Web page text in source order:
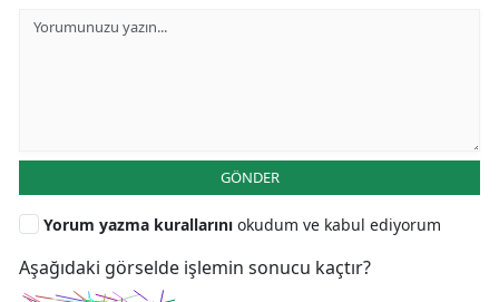
GÖNDER
Yorum yazma kurallarını okudum ve kabul ediyorum
Aşağıdaki görselde işlemin sonucu kaçtır?